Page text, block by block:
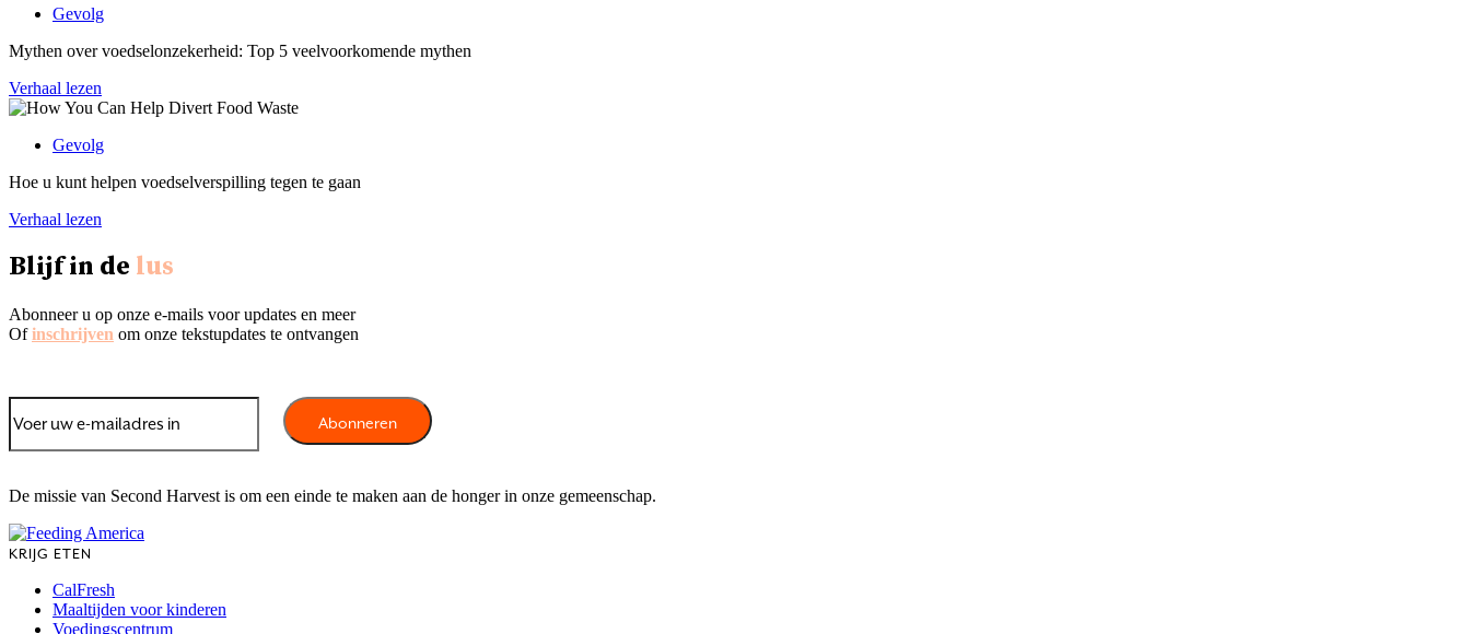
Gevolg
Mythen over voedselonzekerheid: Top 5 veelvoorkomende mythen
Verhaal lezen
Gevolg
Hoe u kunt helpen voedselverspilling tegen te gaan
Verhaal lezen
Blijf in de lus
Abonneer u op onze e-mails voor updates en meer
Ofinschrijven om onze tekstupdates te ontvangen
De missie van Second Harvest is om een einde te maken aan de honger in onze gemeenschap.
KRIJG ETEN
CalFresh
Maaltijden voor kinderen
Voedingscentrum